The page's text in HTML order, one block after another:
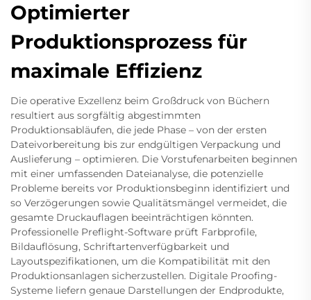
Optimierter
Produktionsprozess für
maximale Effizienz
Die operative Exzellenz beim Großdruck von Büchern
resultiert aus sorgfältig abgestimmten
Produktionsabläufen, die jede Phase – von der ersten
Dateivorbereitung bis zur endgültigen Verpackung und
Auslieferung – optimieren. Die Vorstufenarbeiten beginnen
mit einer umfassenden Dateianalyse, die potenzielle
Probleme bereits vor Produktionsbeginn identifiziert und
so Verzögerungen sowie Qualitätsmängel vermeidet, die
gesamte Druckauflagen beeinträchtigen könnten.
Professionelle Preflight-Software prüft Farbprofile,
Bildauflösung, Schriftartenverfügbarkeit und
Layoutspezifikationen, um die Kompatibilität mit den
Produktionsanlagen sicherzustellen. Digitale Proofing-
Systeme liefern genaue Darstellungen der Endprodukte,